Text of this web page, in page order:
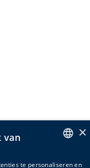
Accessoires
×
van
te personaliseren en